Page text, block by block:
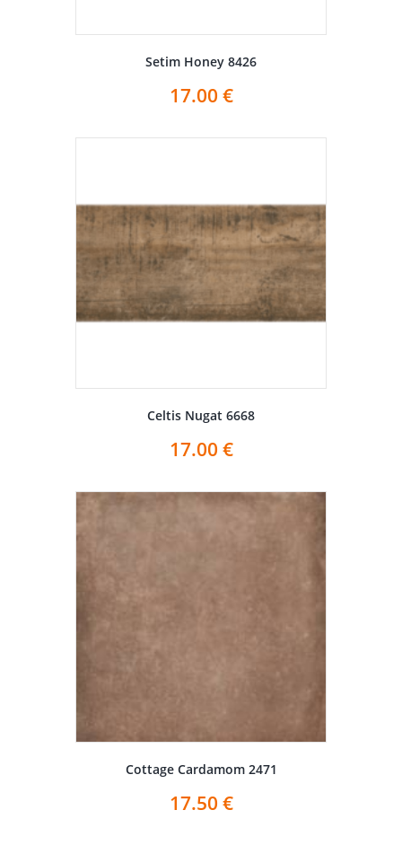
Setim Honey 8426
17.00 €
Celtis Nugat 6668
17.00 €
Cottage Cardamom 2471
17.50 €